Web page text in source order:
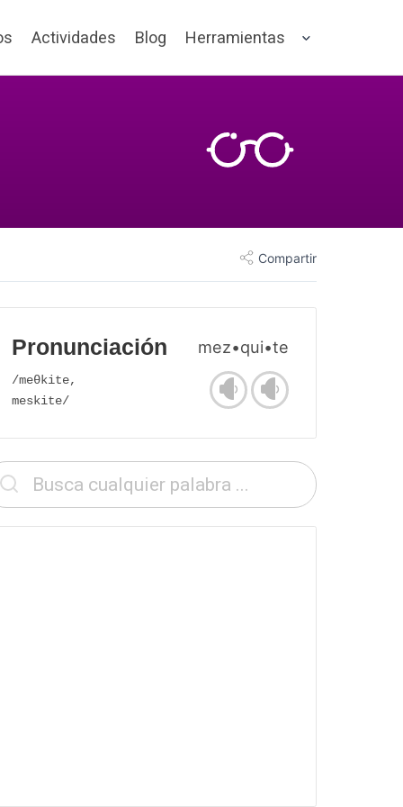
Actividades Blog Herramientas
Compartir
Pronunciación mez•qui•te
/meθkite,
meskite/